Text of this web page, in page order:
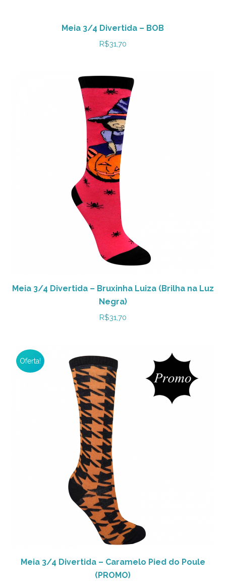
Meia 3/4 Divertida – BOB
R$31,70
Meia 3/4 Divertida – Bruxinha Luiza (Brilha na Luz
Negra)
R$31,70
Oferta!
Meia 3/4 Divertida – Caramelo Pied do Poule
(PROMO)